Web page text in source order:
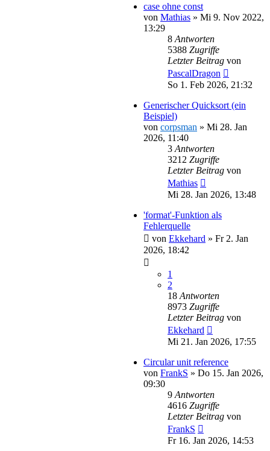
case ohne const
von Mathias » Mi 9. Nov 2022,
13:29
8 Antworten
5388 Zugriffe
Letzter Beitrag von
PascalDragon
So 1. Feb 2026, 21:32
Generischer Quicksort (ein
Beispiel)
von corpsman » Mi 28. Jan
2026, 11:40
3 Antworten
3212 Zugriffe
Letzter Beitrag von
Mathias
Mi 28. Jan 2026, 13:48
'format'-Funktion als
Fehlerquelle
von Ekkehard » Fr 2. Jan
2026, 18:42
1
2
18 Antworten
8973 Zugriffe
Letzter Beitrag von
Ekkehard
Mi 21. Jan 2026, 17:55
Circular unit reference
von FrankS » Do 15. Jan 2026,
09:30
9 Antworten
4616 Zugriffe
Letzter Beitrag von
FrankS
Fr 16. Jan 2026, 14:53